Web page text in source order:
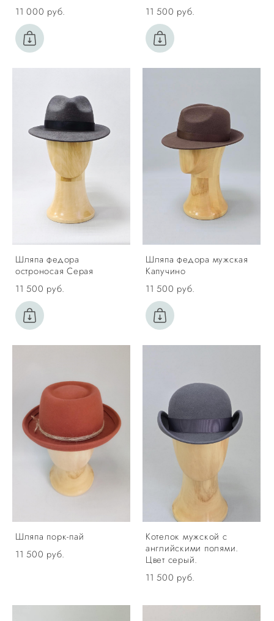
11 000 pуб.
11 500 pуб.
Шляпа федора
остроносая Серая
11 500 pуб.
Шляпа федора мужская
Капучино
11 500 pуб.
Шляпа порк-пай
11 500 pуб.
Котелок мужской с
английскими полями.
Цвет серый.
11 500 pуб.